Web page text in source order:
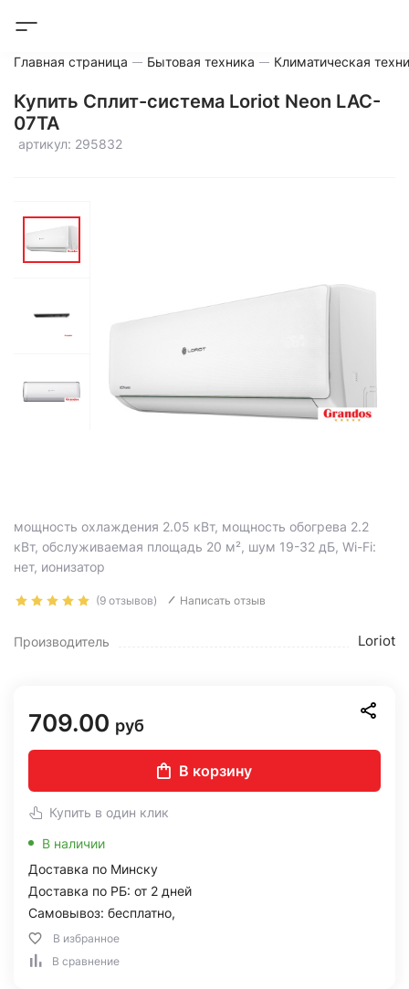
Главная страница Бытовая техника Климатическая
Купить Сплит-система Loriot Neon LAC-
07TA
артикул: 295832
мощность охлаждения 2.05 кВт, мощность обогрева 2.2
кВт, обслуживаемая площадь 20 м², шум 19-32 дБ, Wi-Fi:
нет, ионизатор
(9 отзывов) Написать отзыв
Производитель Loriot
709.00 руб
В корзину
Купить в один клик
В наличии
Доставка по Минску
Доставка по РБ: от 2 дней
Самовывоз: бесплатно,
В избранное
В сравнение